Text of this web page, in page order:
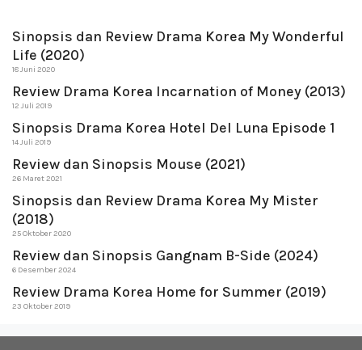
Sinopsis dan Review Drama Korea My Wonderful
Life (2020)
18 Juni 2020
Review Drama Korea Incarnation of Money (2013)
12 Juli 2019
Sinopsis Drama Korea Hotel Del Luna Episode 1
14 Juli 2019
Review dan Sinopsis Mouse (2021)
26 Maret 2021
Sinopsis dan Review Drama Korea My Mister
(2018)
25 Oktober 2020
Review dan Sinopsis Gangnam B-Side (2024)
6 Desember 2024
Review Drama Korea Home for Summer (2019)
23 Oktober 2019